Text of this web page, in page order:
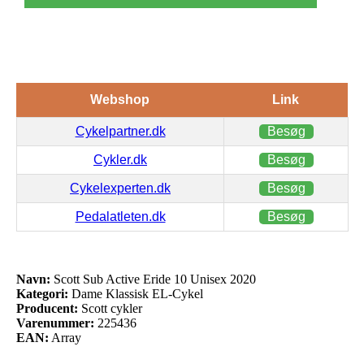
Webshop Link
Cykelpartner.dk Besøg
Cykler.dk Besøg
Cykelexperten.dk Besøg
Pedalatleten.dk Besøg
Navn: Scott Sub Active Eride 10 Unisex 2020
Kategori: Dame Klassisk EL-Cykel
Producent: Scott cykler
Varenummer: 225436
EAN: Array